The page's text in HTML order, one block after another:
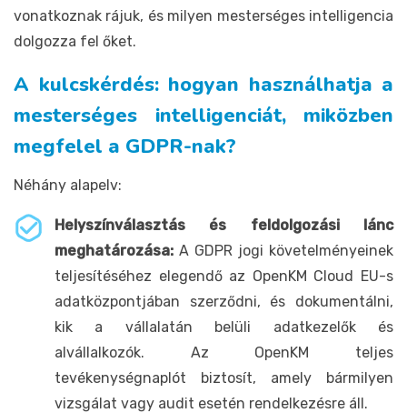
vonatkoznak rájuk, és milyen mesterséges intelligencia
dolgozza fel őket.
A kulcskérdés: hogyan használhatja a
mesterséges intelligenciát, miközben
megfelel a GDPR-nak?
Néhány alapelv:
Helyszínválasztás és feldolgozási lánc
meghatározása: A GDPR jogi követelményeinek
teljesítéséhez elegendő az OpenKM Cloud EU-s
adatközpontjában szerződni, és dokumentálni,
kik a vállalatán belüli adatkezelők és
alvállalkozók. Az OpenKM teljes
tevékenységnaplót biztosít, amely bármilyen
vizsgálat vagy audit esetén rendelkezésre áll.